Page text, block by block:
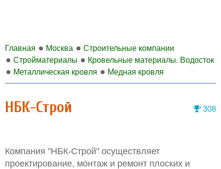
Главная Москва
Строительные компании
Стройматериалы
Кровельные материалы. Водосток
Металлическая кровля
Медная кровля
308
НБК-Строй
Компания "НБК-Строй" осуществляет
проектирование, монтаж и ремонт плоских и